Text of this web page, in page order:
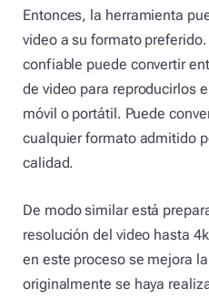
Entonces, la herramienta
video a su formato
confiable puede convertir
de video para reproducirlos
móvil o portátil. Puede
cualquier formato admitido
calidad.
De modo similar está
resolución del video hasta
en este proceso se mejora
originalmente se haya